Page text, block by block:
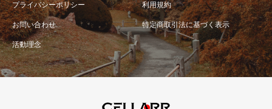
プライバシーポリシー 利用規約
お問い合わせ 特定商取引法に基づく表示
活動理念